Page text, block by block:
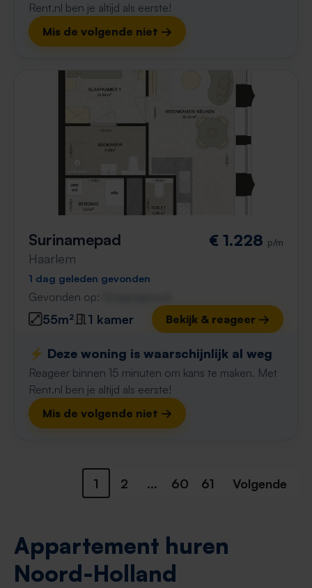
Rent.nl ben je altijd als eerste!
Mis de volgende niet →
Surinamepad
Haarlem
€ 1.228 p/m
1 dag geleden gevonden
Gevonden op:
55m² 1 kamer Bekijk & reageer →
⚡️ Deze woning is waarschijnlijk al weg
Reageer binnen 15 minuten om kans te maken. Met
Rent.nl ben je altijd als eerste!
Mis de volgende niet →
1 2 ... 60 61 Volgende
Appartement huren
Noord-Holland